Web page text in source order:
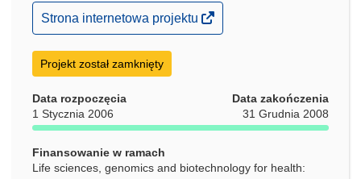
(odnośnik
otworzy
w
nowym
Strona internetowa projektu
Projekt został zamknięty
Data rozpoczęcia
1 Stycznia 2006
Data zakończenia
31 Grudnia 2008
Finansowanie w ramach
Life sciences, genomics and biotechnology for health: